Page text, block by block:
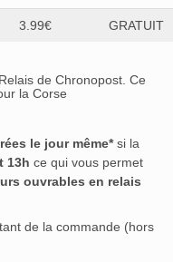
3.99€ GRATUIT
de Chronopost. Ce
la Corse
le jour même*si la
13h ce qui vous permet
ouvrables en relais
de la commande (hors